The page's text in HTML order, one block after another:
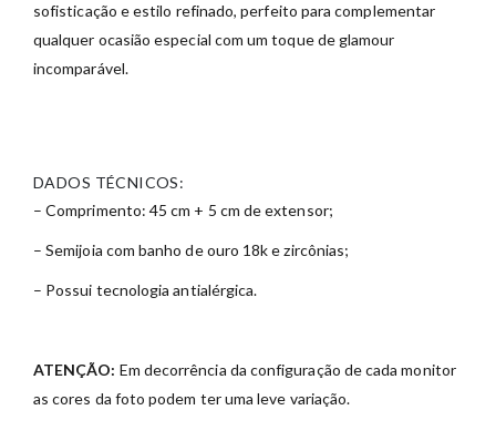
sofisticação e estilo refinado, perfeito para complementar
qualquer ocasião especial com um toque de glamour
incomparável.
DADOS TÉCNICOS:
– Comprimento: 45 cm + 5 cm de extensor;
– Semijoia com banho de ouro 18k e zircônias;
– Possui tecnologia antialérgica.
ATENÇÃO: Em decorrência da configuração de cada monitor
as cores da foto podem ter uma leve variação.